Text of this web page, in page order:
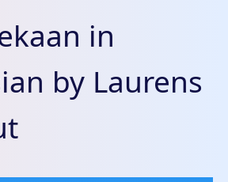
in
by Laurens